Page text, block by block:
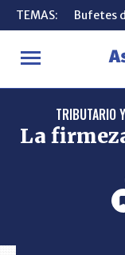
TEMAS: Bufetes
INICIO
TEMAS: Bufetes
TRIBUTARIO
La